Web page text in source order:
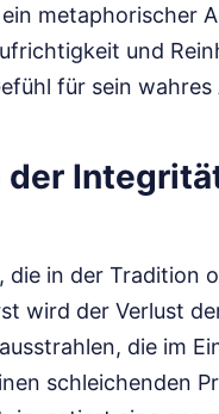
metaphorischer
und
für sein wahres
die in der
wird der Verlust
die im
schleichenden